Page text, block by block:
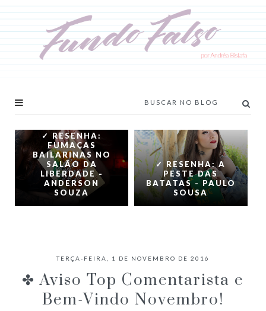
✓ RESENHA:
FUMAÇAS
BAILARINAS NO
SALÃO DA
LIBERDADE -
ANDERSON
SOUZA
✓ RESENHA: A
PESTE DAS
BATATAS - PAULO
SOUSA
TERÇA-FEIRA, 1 DE NOVEMBRO DE 2016
✤ Aviso Top Comentarista e
Bem-Vindo Novembro!